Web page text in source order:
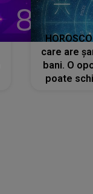
care are
bani. O
poate